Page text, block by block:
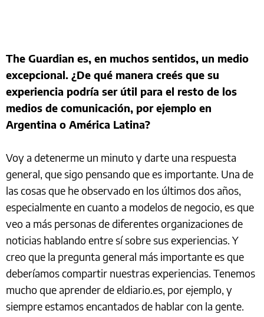
The Guardian es, en muchos sentidos, un medio
excepcional. ¿De qué manera creés que su
experiencia podría ser útil para el resto de los
medios de comunicación, por ejemplo en
Argentina o América Latina?
Voy a detenerme un minuto y darte una respuesta
general, que sigo pensando que es importante. Una de
las cosas que he observado en los últimos dos años,
especialmente en cuanto a modelos de negocio, es que
veo a más personas de diferentes organizaciones de
noticias hablando entre sí sobre sus experiencias. Y
creo que la pregunta general más importante es que
deberíamos compartir nuestras experiencias. Tenemos
mucho que aprender de eldiario.es, por ejemplo, y
siempre estamos encantados de hablar con la gente.